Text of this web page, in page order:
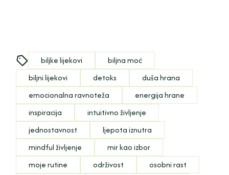
biljke lijekovi
biljna moć
biljni lijekovi
detoks
duša hrana
emocionalna ravnoteža
energija hrane
inspiracija
intuitivno življenje
jednostavnost
ljepota iznutra
mindful življenje
mir kao izbor
moje rutine
održivost
osobni rast